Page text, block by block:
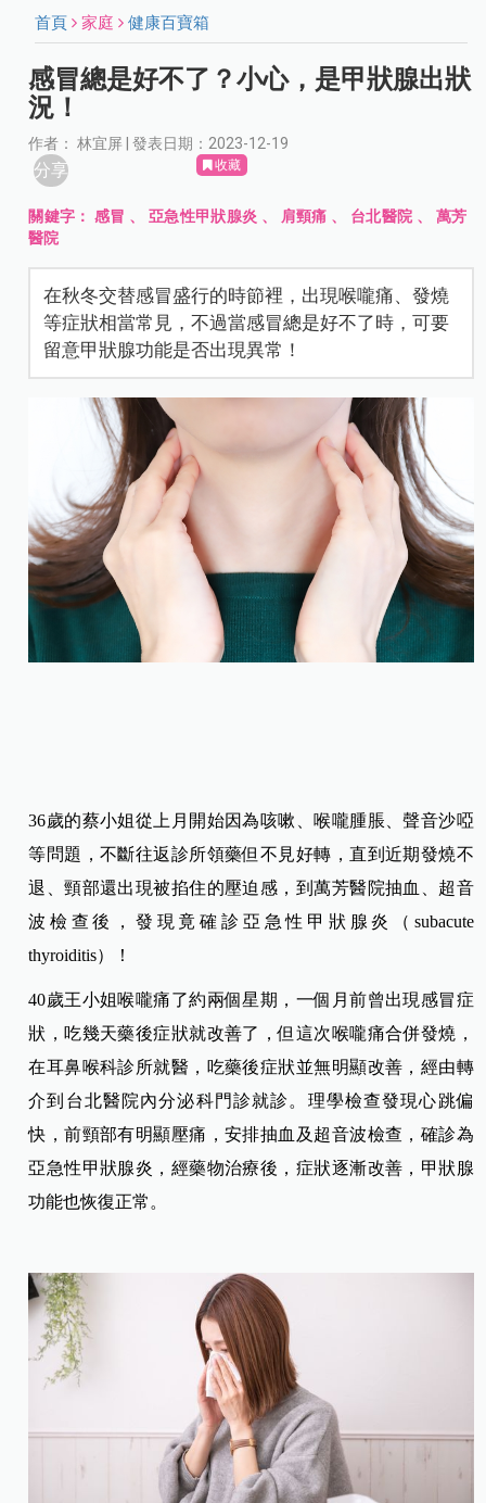
首頁 家庭 健康百寶箱
感冒總是好不了？小心，是甲狀腺出狀
況！
作者： 林宜屏 | 發表日期：2023-12-19
分享 收藏
關鍵字：感冒 、 亞急性甲狀腺炎 、 肩頸痛 、 台北醫院 、 萬芳
醫院
在秋冬交替感冒盛行的時節裡，出現喉嚨痛、發燒
等症狀相當常見，不過當感冒總是好不了時，可要
留意甲狀腺功能是否出現異常！
36歲的蔡小姐從上月開始因為咳嗽、喉嚨腫脹、聲音沙啞
等問題，不斷往返診所領藥但不見好轉，直到近期發燒不
退、頸部還出現被掐住的壓迫感，到萬芳醫院抽血、超音
波檢查後，發現竟確診亞急性甲狀腺炎（subacute
thyroiditis）！
40歲王小姐喉嚨痛了約兩個星期，一個月前曾出現感冒症
狀，吃幾天藥後症狀就改善了，但這次喉嚨痛合併發燒，
在耳鼻喉科診所就醫，吃藥後症狀並無明顯改善，經由轉
介到台北醫院內分泌科門診就診。理學檢查發現心跳偏
快，前頸部有明顯壓痛，安排抽血及超音波檢查，確診為
亞急性甲狀腺炎，經藥物治療後，症狀逐漸改善，甲狀腺
功能也恢復正常。